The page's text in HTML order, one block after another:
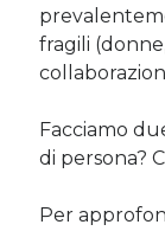
Twitter Feed
fragili
Facciamo
di persona?
Per